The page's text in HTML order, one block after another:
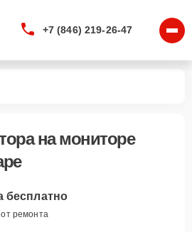
+7 (846) 219-26-47
на мониторе
бесплатно
ремонта